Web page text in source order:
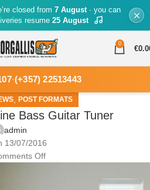
closed from 7 August· you can
resume 25 August
0
€
·(+357) 22513443
POST FORMATS
Bass Guitar Tuner
admin
13/07/2016
Off